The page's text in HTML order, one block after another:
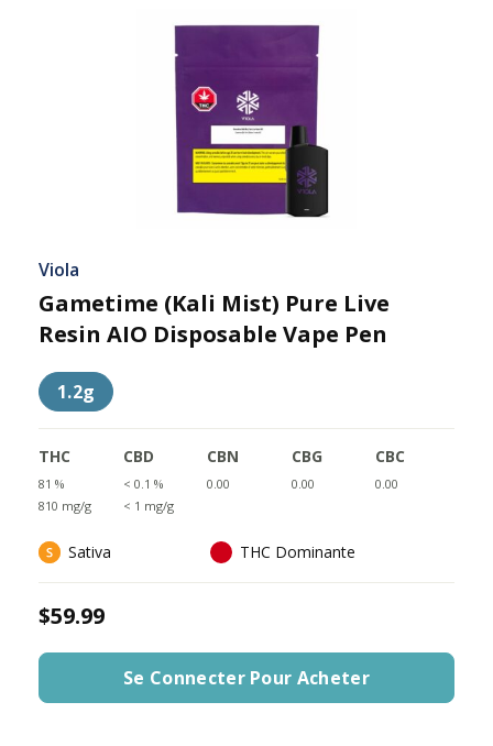
Viola
Gametime (Kali Mist) Pure Live
Resin AIO Disposable Vape Pen
1.2g
THC
81 %
810 mg/g
CBD
< 0.1 %
< 1 mg/g
CBN
0.00
CBG
0.00
CBC
0.00
Sativa THC Dominante
$59.99
Se Connecter Pour Acheter